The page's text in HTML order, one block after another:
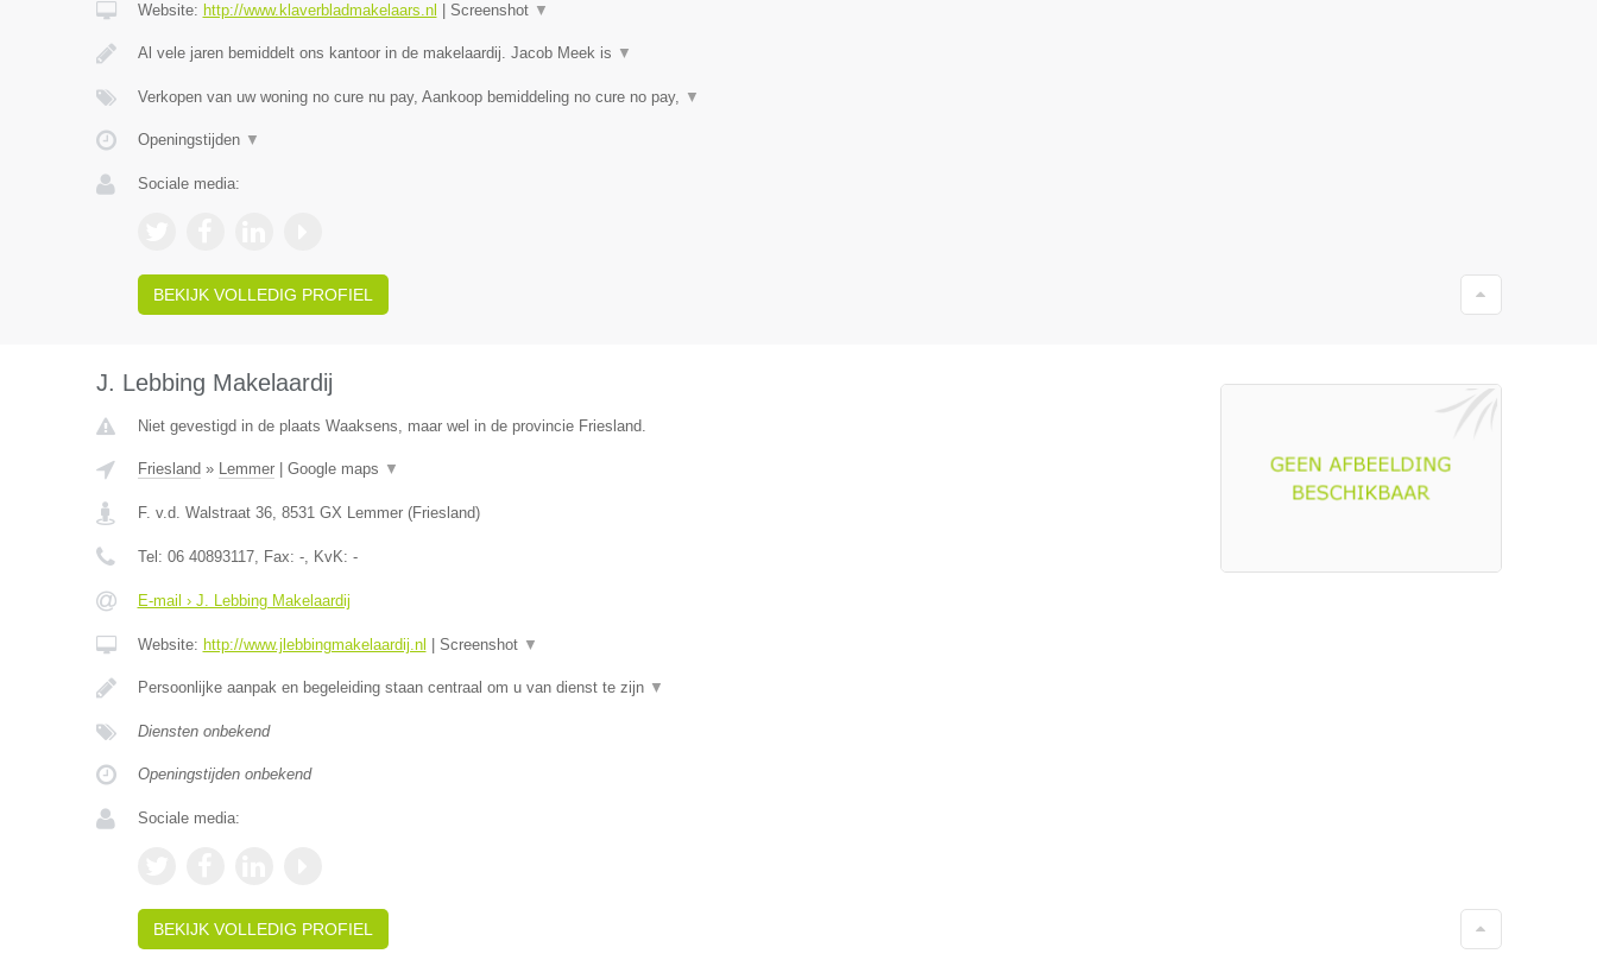
Website: http://www.klaverbladmakelaars.nl Screenshot ▼
Al vele jaren bemiddelt ons kantoor in de makelaardij. Jacob Meek is ▼
Verkopen van uw woning no cure nu pay, Aankoop bemiddeling no cure no pay, ▼
Openingstijden ▼
Sociale media:
BEKIJK VOLLEDIG PROFIEL
J. Lebbing Makelaardij
Niet gevestigd in de plaats Waaksens, maar wel in de provincie Friesland.
Friesland » Lemmer| Google maps ▼
F. v.d. Walstraat 36, 8531 GX Lemmer(Friesland)
Tel: 06 40893117, Fax: -, KvK: -
E-mail › J. Lebbing Makelaardij
Website: http://www.jlebbingmakelaardij.nl Screenshot ▼
Persoonlijke aanpak en begeleiding staan centraal om u van dienst te zijn ▼
Diensten onbekend
Openingstijden onbekend
Sociale media:
BEKIJK VOLLEDIG PROFIEL